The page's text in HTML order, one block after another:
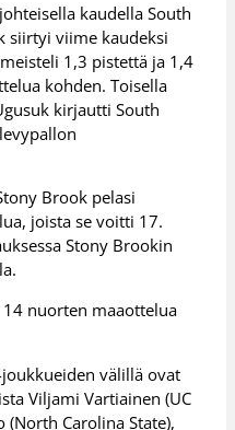
kaudella South
siirtyi viime kaudeksi
1,3 pistettä ja 1,4
kohden. Toisella
kirjautti South
Brook pelasi
joista se voitti 17.
Stony Brookin
nuorten maaottelua
välillä ovat
Viljami Vartiainen (UC
(North Carolina State),